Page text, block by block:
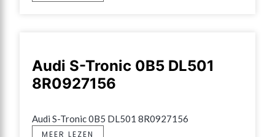
Audi S-Tronic 0B5 DL501
8R0927156
Audi S-Tronic 0B5 DL501 8R0927156
MEER LEZEN